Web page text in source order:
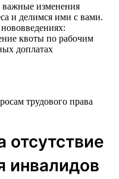
изменения
и делимся ими с вами.
квоты по рабочим
доплатах
трудового права
инвалидов